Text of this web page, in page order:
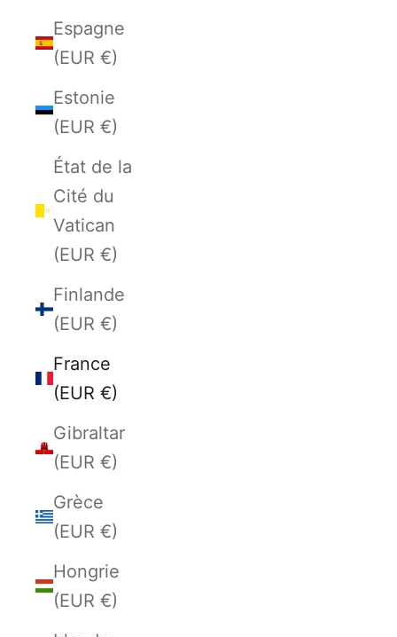
Espagne
(EUR €)
Estonie
(EUR €)
État de la
Cité du
Vatican
(EUR €)
Finlande
(EUR €)
France
(EUR €)
Gibraltar
(EUR €)
Grèce
(EUR €)
Hongrie
(EUR €)